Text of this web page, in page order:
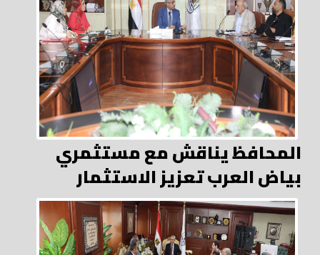
المحافظ يناقش مع مستثمري
بياض العرب تعزيز الاستثمار